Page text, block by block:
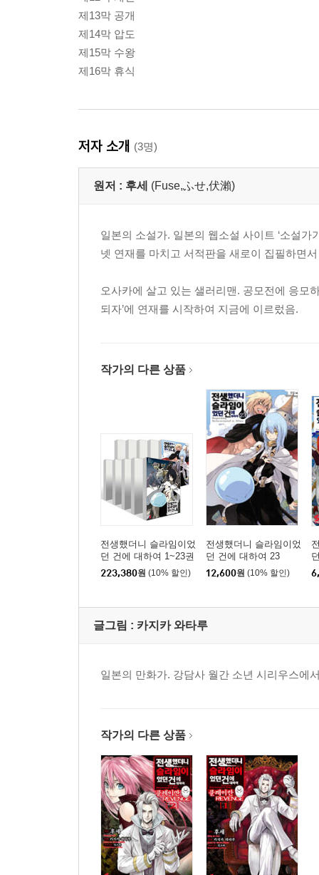
제13막 공개
제14막 압도
제15막 수왕
제16막 휴식
저자 소개 (3명)
원저 : 후세 (Fuse,ふせ,伏瀨)
일본의 소설가. 일본의 웹소설 사이트 ‘소설
넷 연재를 마치고 서적판을 새로이 집필하면
오사카에 살고 있는 샐러리맨. 공모전에 응모
되자’에 연재를 시작하여 지금에 이르렀음.
작가의 다른 상품
전생했더니 슬라임이었
던 건에 대하여 1~23권
세트
223,380원 (10% 할인)
전생했더니 슬라임이었
던 건에 대하여 23
12,600원 (10% 할인)
글그림 : 카지카 와타루
일본의 만화가. 강담사 월간 소년 시리우스에
작가의 다른 상품